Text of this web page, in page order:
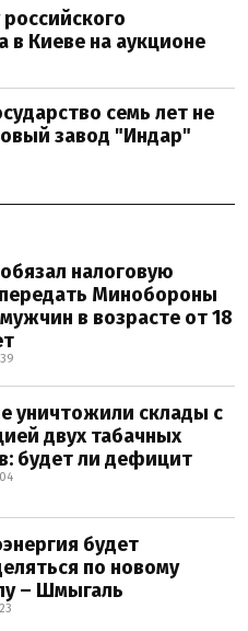
в Киеве на аукционе
семь лет не
завод "Индар"
налоговую
Минобороны
в возрасте от 18
уничтожили склады с
двух табачных
будет ли дефицит
будет
по новому
– Шмыгаль